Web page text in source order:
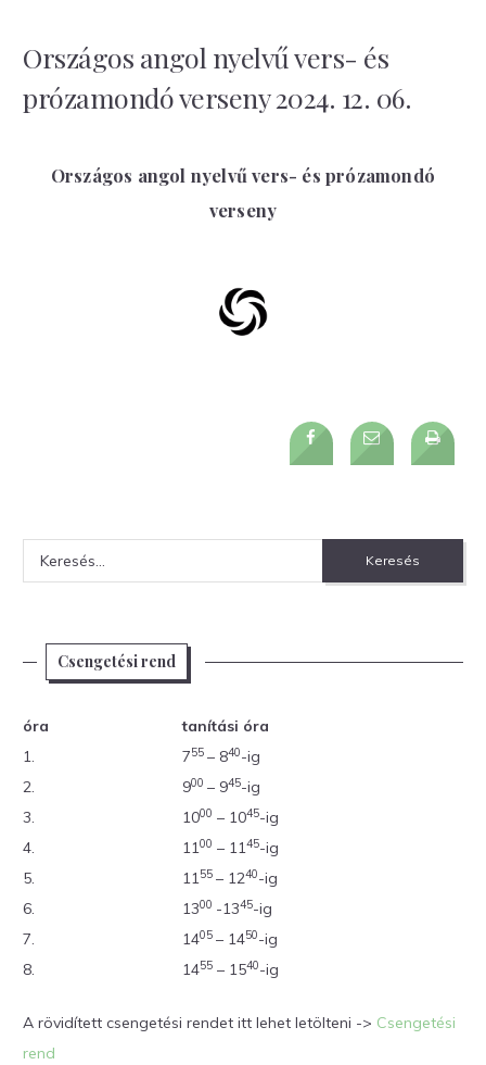
Országos angol nyelvű vers- és
prózamondó verseny 2024. 12. 06.
Országos angol nyelvű vers- és prózamondó
verseny
Keresés:
Csengetési rend
óra
tanítási óra
1.
755 – 840-ig
2.
900 – 945-ig
3.
1000 – 1045-ig
4.
1100 – 1145-ig
5.
1155 – 1240-ig
6.
1300 -1345-ig
7.
1405 – 1450-ig
8.
1455 – 1540-ig
A rövidített csengetési rendet itt lehet letölteni -> Csengetési
rend